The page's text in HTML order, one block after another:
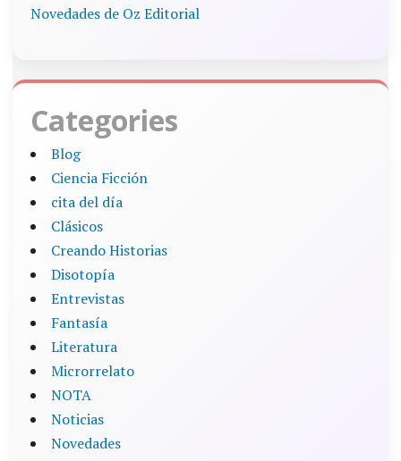
Novedades de Oz Editorial
Categories
Blog
Ciencia Ficción
cita del día
Clásicos
Creando Historias
Disotopía
Entrevistas
Fantasía
Literatura
Microrrelato
NOTA
Noticias
Novedades